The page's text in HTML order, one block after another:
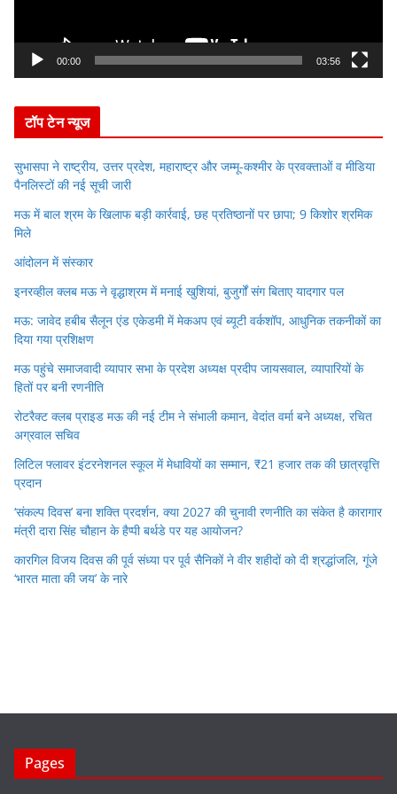
e
r
00:00 03:56
टॉप टेन न्यूज
सुभासपा ने राष्ट्रीय, उत्तर प्रदेश, महाराष्ट्र और जम्मू-कश्मीर के प्रवक्ताओं व मीडिया
पैनलिस्टों की नई सूची जारी
मऊ में बाल श्रम के खिलाफ बड़ी कार्रवाई, छह प्रतिष्ठानों पर छापा; 9 किशोर श्रमिक
मिले
आंदोलन में संस्कार
इनरव्हील क्लब मऊ ने वृद्धाश्रम में मनाई खुशियां, बुजुर्गों संग बिताए यादगार पल
मऊ: जावेद हबीब सैलून एंड एकेडमी में मेकअप एवं ब्यूटी वर्कशॉप, आधुनिक तकनीकों का
दिया गया प्रशिक्षण
मऊ पहुंचे समाजवादी व्यापार सभा के प्रदेश अध्यक्ष प्रदीप जायसवाल, व्यापारियों के
हितों पर बनी रणनीति
रोटरैक्ट क्लब प्राइड मऊ की नई टीम ने संभाली कमान, वेदांत वर्मा बने अध्यक्ष, रचित
अग्रवाल सचिव
लिटिल फ्लावर इंटरनेशनल स्कूल में मेधावियों का सम्मान, ₹21 हजार तक की छात्रवृत्ति
प्रदान
‘संकल्प दिवस’ बना शक्ति प्रदर्शन, क्या 2027 की चुनावी रणनीति का संकेत है कारागार
मंत्री दारा सिंह चौहान के हैप्पी बर्थडे पर यह आयोजन?
कारगिल विजय दिवस की पूर्व संध्या पर पूर्व सैनिकों ने वीर शहीदों को दी श्रद्धांजलि, गूंजे
‘भारत माता की जय’ के नारे
Pages